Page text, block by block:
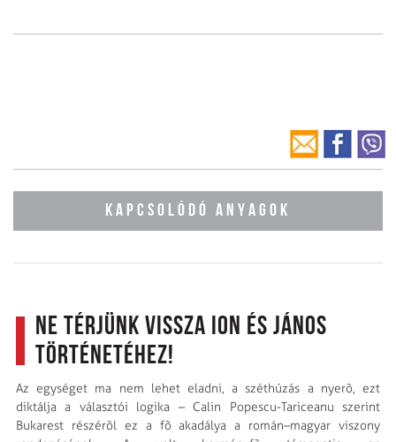
KAPCSOLÓDÓ ANYAGOK
Ne térjünk vissza Ion és János
történetéhez!
Az egységet ma nem lehet eladni, a széthúzás a nyerõ, ezt
diktálja a választói logika – Calin Popescu-Tariceanu szerint
Bukarest részérõl ez a fõ akadálya a román–magyar viszony